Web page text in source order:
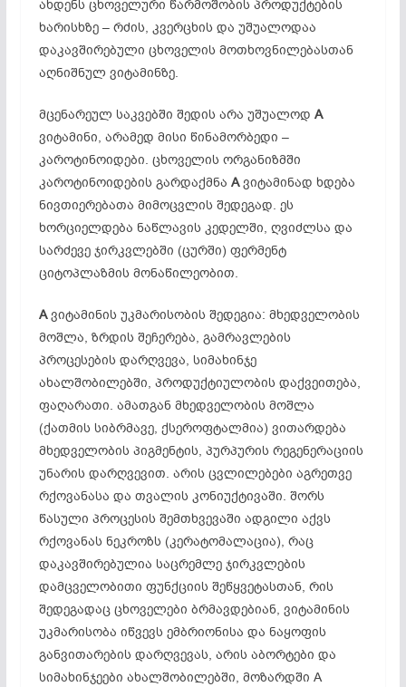
ახდენს ცხოველური წარმოშობის პროდუქტების
ხარისხზე – რძის, კვერცხის და უშუალოდაა
დაკავშირებული ცხოველის მოთხოვნილებასთან
აღნიშნულ ვიტამინზე.
მცენარეულ საკვებში შედის არა უშუალოდ A
ვიტამინი, არამედ მისი წინამორბედი –
კაროტინოიდები. ცხოველის ორგანიზმში
კაროტინოიდების გარდაქმნა Aვიტამინად ხდება
ნივთიერებათა მიმოცვლის შედეგად. ეს
ხორციელდება ნაწლავის კედელში, ღვიძლსა და
სარძევე ჯირკვლებში (ცურში) ფერმენტ
ციტოპლაზმის მონაწილეობით.
Aვიტამინის უკმარისობის შედეგია: მხედველობის
მოშლა, ზრდის შეჩერება, გამრავლების
პროცესების დარღვევა, სიმახინჯე
ახალშობილებში, პროდუქტიულობის დაქვეითება,
ფაღარათი. ამათგან მხედველობის მოშლა
(ქათმის სიბრმავე, ქსეროფტალმია) ვითარდება
მხედველობის პიგმენტის, პურპურის რეგენერაციის
უნარის დარღვევით. არის ცვლილებები აგრეთვე
რქოვანასა და თვალის კონიუქტივაში. შორს
წასული პროცესის შემთხვევაში ადგილი აქვს
რქოვანას ნეკროზს (კერატომალაცია), რაც
დაკავშირებულია საცრემლე ჯირკვლების
დამცველობითი ფუნქციის შეწყვეტასთან, რის
შედეგადაც ცხოველები ბრმავდებიან, ვიტამინის
უკმარისობა იწვევს ემბრიონისა და ნაყოფის
განვითარების დარღვევას, არის აბორტები და
სიმახინჯეები ახალშობილებში, მოზარდში A